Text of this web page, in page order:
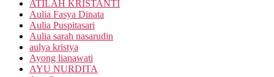
ATILAH KRISTANTI
Aulia Fasya Dinata
Aulia Puspitasari
Aulia sarah nasarudin
aulya kristya
Ayong lianawati
AYU NURDITA